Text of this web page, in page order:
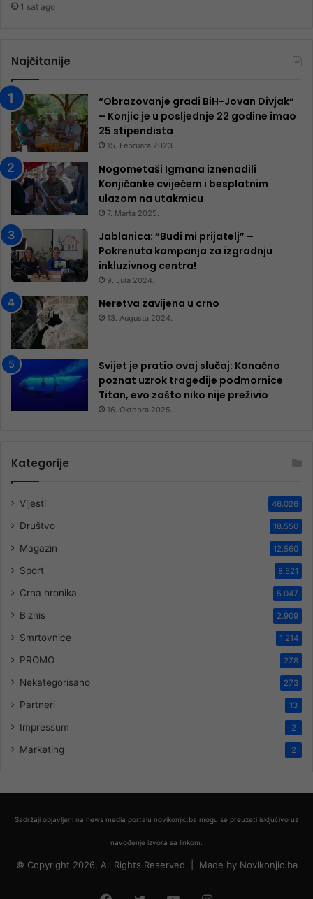
1 sat ago
Najčitanije
“Obrazovanje gradi BiH-Jovan Divjak“
– Konjic je u posljednje 22 godine imao
25 ​​stipendista
15. Februara 2023.
Nogometaši Igmana iznenadili
Konjičanke cvijećem i besplatnim
ulazom na utakmicu
7. Marta 2025.
Jablanica: “Budi mi prijatelj” –
Pokrenuta kampanja za izgradnju
inkluzivnog centra!
9. Jula 2024.
Neretva zavijena u crno
13. Augusta 2024.
Svijet je pratio ovaj slučaj: Konačno
poznat uzrok tragedije podmornice
Titan, evo zašto niko nije preživio
16. Oktobra 2025.
Kategorije
Vijesti 46.026
Društvo 18.550
Magazin 12.560
Sport 8.521
Crna hronika 5.047
Biznis 2.909
Smrtovnice 1.214
PROMO 278
Nekategorisano 273
Partneri 13
Impressum 2
Marketing 2
Sadržaji objavljeni na news media portalu novikonjic.ba mogu se preuzeti isključivo uz
navođenje izvora sa linkom.
© Copyright 2026, All Rights Reserved | Made by Novikonjic.ba